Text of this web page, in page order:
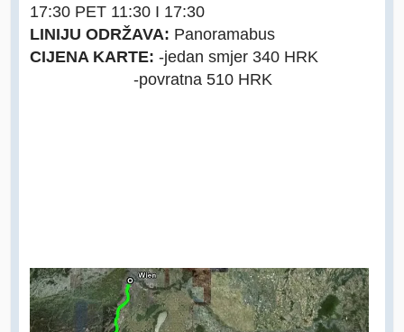
17:30 PET 11:30 I 17:30
LINIJU ODRŽAVA: Panoramabus
CIJENA KARTE: -jedan smjer 340 HRK
-povratna 510 HRK